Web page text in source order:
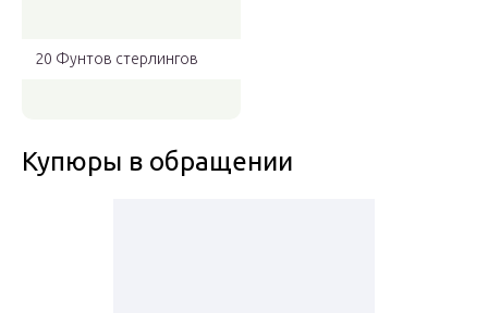
20 Фунтов стерлингов
Купюры в обращении